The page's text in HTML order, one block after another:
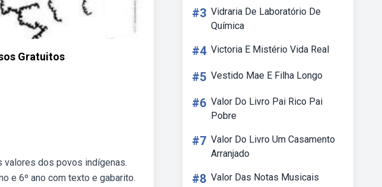
Gratuitos
valores dos povos indígenas.
e 6º ano com texto e gabarito.
#3 Vidraria De Laboratório De
Química
#4 Victoria E Mistério Vida Real
#5 Vestido Mae E Filha Longo
#6 Valor Do Livro Pai Rico Pai
Pobre
#7 Valor Do Livro Um Casamento
Arranjado
#8 Valor Das Notas Musicais